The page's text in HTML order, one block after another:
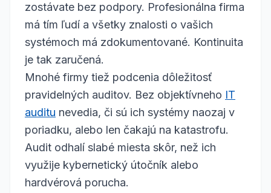
zostávate bez podpory. Profesionálna firma
má tím ľudí a všetky znalosti o vašich
systémoch má zdokumentované. Kontinuita
je tak zaručená.
Mnohé firmy tiež podcenia dôležitosť
pravidelných auditov. Bez objektívneho IT
auditu nevedia, či sú ich systémy naozaj v
poriadku, alebo len čakajú na katastrofu.
Audit odhalí slabé miesta skôr, než ich
využije kybernetický útočník alebo
hardvérová porucha.